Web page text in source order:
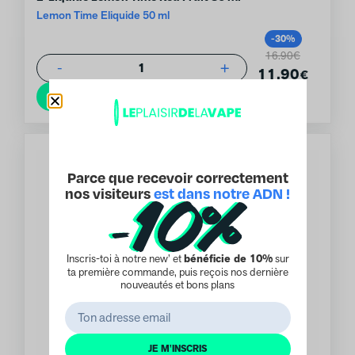
Lemon Time Eliquide 50 ml
- 1 +
Ajouter au panier
-30%
16.90€
11.90€
Parce que recevoir correctement
nos visiteursest dans notre ADN !
Inscris-toi à notre new’ etbénéficie de 10%sur
ta première commande, puis reçois nos dernière
nouveautés et bons plans
JE M'INSCRIS